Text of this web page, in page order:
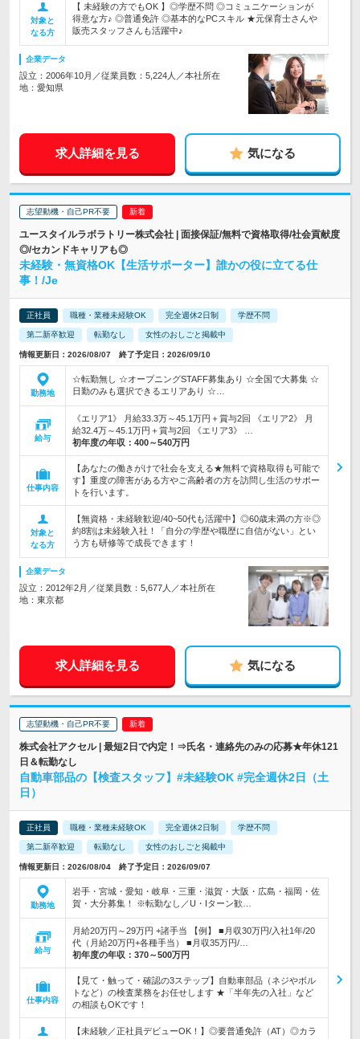
対象と
なる方
【 未経験の方でもOK 】◎学歴不問 ◎コミュニケーションが
得意な方♪ ◎普通免許 ◎基本的なPCスキル ★元保育士さんや
販売スタッフさんも活躍中♪
企業データ
設立：2006年10月／従業員数：5,224人／本社所在
地：愛知県
求人詳細を見る 気になる
志望動機・自己PR不要
ユースタイルラボラトリー株式会社 | 面接保証/無料で資格取得/社会貢献度
◎/セカンドキャリアも◎
未経験・無資格OK【生活サポーター】誰かの役に立てる仕
事！/Je
正社員 職種・業種未経験OK 完全週休2日制 学歴不問
第二新卒歓迎 転勤なし 女性のおしごと掲載中
情報更新日：2026/08/07 終了予定日：2026/09/10
勤務地
☆転勤無し ☆オープニングSTAFF募集あり ☆全国で大募集 ☆
日勤のみも選択できるエリアあり ☆…
給与
《エリア1》 月給33.3万～45.1万円＋賞与2回 《エリア2》 月
給32.4万～45.1万円＋賞与2回 《エリア3》 …
初年度の年収： 400～540万円
仕事内容
【あなたの働きがけで社会を支える★無料で資格取得も可能で
す】重度の障害がある方やご高齢者の方を訪問し生活のサポー
トを行います。
対象と
なる方
【無資格・未経験歓迎/40~50代も活躍中】◎60歳未満の方※◎
約8割は未経験入社！「自分の学歴や職歴に自信がない」とい
う方も研修等で成長できます！
企業データ
設立：2012年2月／従業員数：5,677人／本社所在
地：東京都
求人詳細を見る 気になる
志望動機・自己PR不要
株式会社アクセル | 最短2日で内定！⇒氏名・連絡先のみの応募★年休121
日＆転勤なし
自動車部品の【検査スタッフ】#未経験OK #完全週休2日（土
日）
正社員 職種・業種未経験OK 完全週休2日制 学歴不問
第二新卒歓迎 転勤なし 女性のおしごと掲載中
情報更新日：2026/08/04 終了予定日：2026/09/07
勤務地
岩手・宮城・愛知・岐阜・三重・滋賀・大阪・広島・福岡・佐
賀・大分募集！ ※転勤なし／U・Iターン歓…
給与
月給20万円～29万円 +諸手当 【例】 ■月収30万円/入社1年/20
代（月給20万円+各種手当） ■月収35万円/…
初年度の年収： 370～500万円
仕事内容
【見て・触って・確認の3ステップ】自動車部品（ネジやボル
トなど）の検査業務をお任せします ★「半年先の入社」など
の相談もOKです！
【未経験／正社員デビューOK！】◎要普通免許（AT）◎カラ